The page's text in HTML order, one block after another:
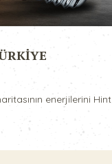
enerjilerini Hint